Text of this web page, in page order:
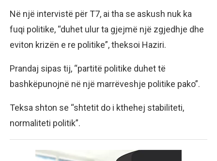
Në një intervistë për T7, ai tha se askush nuk ka
fuqi politike, “duhet ulur ta gjejmë një zgjedhje dhe
eviton krizën e re politike”, theksoi Haziri.
Prandaj sipas tij, “partitë politike duhet të
bashkëpunojnë në një marrëveshje politike pako”.
Teksa shton se “shtetit do i kthehej stabiliteti,
normaliteti politik”.